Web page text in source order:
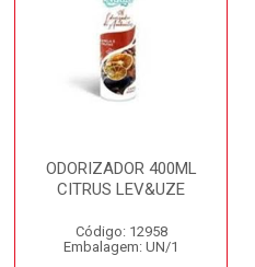
ODORIZADOR 400ML
CITRUS LEV&UZE
Código: 12958
Embalagem: UN/1